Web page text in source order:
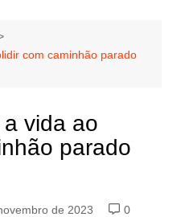
com caminhão parado
vida ao
parado
de 2023
0